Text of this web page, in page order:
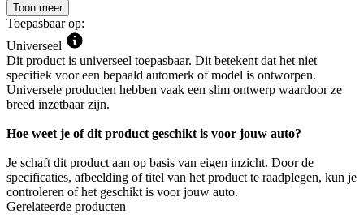
Toon meer
Toepasbaar op:
Universeel
Dit product is universeel toepasbaar. Dit betekent dat het niet
specifiek voor een bepaald automerk of model is ontworpen.
Universele producten hebben vaak een slim ontwerp waardoor ze
breed inzetbaar zijn.
Hoe weet je of dit product geschikt is voor jouw auto?
Je schaft dit product aan op basis van eigen inzicht. Door de
specificaties, afbeelding of titel van het product te raadplegen, kun je
controleren of het geschikt is voor jouw auto.
Gerelateerde producten